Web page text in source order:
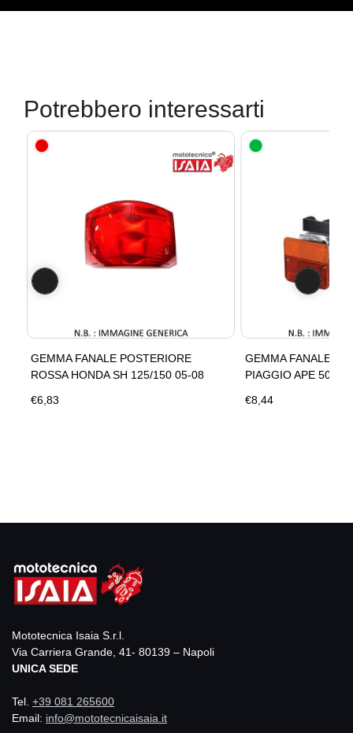
Potrebbero interessarti
GEMMA FANALE POSTERIORE
ROSSA HONDA SH 125/150 05-08
€6,83
GEMMA FANALE
PIAGGIO APE 50
€8,44
Mototecnica Isaia S.r.l.
Via Carriera Grande, 41- 80139 – Napoli
UNICA SEDE
Tel. +39 081 265600
Email: info@mototecnicaisaia.it